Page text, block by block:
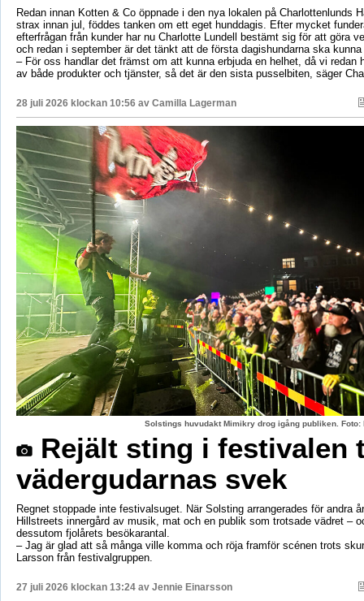
Redan innan Kotten & Co öppnade i den nya lokalen på Charlottenlunds
strax innan jul, föddes tanken om ett eget hunddagis. Efter mycket
efterfrågan från kunder har nu Charlotte Lundell bestämt sig för att göra
och redan i september är det tänkt att de första dagishundarna ska
– För oss handlar det främst om att kunna erbjuda en helhet, då vi redan
av både produkter och tjänster, så det är den sista pusselbiten, säger
28 juli 2026 klockan 10:56 av Camilla Lagerman
Solstings huvudakt Mimikry drog igång publiken.
Rejält sting i festivalen
vädergudarnas svek
Regnet stoppade inte festivalsuget. När Solsting arrangerades för andra
Hillstreets innergård av musik, mat och en publik som trotsade vädret –
dessutom fjolårets besökarantal.
– Jag är glad att så många ville komma och röja framför scénen trots
Larsson från festivalgruppen.
27 juli 2026 klockan 13:24 av Jennie Einarsson